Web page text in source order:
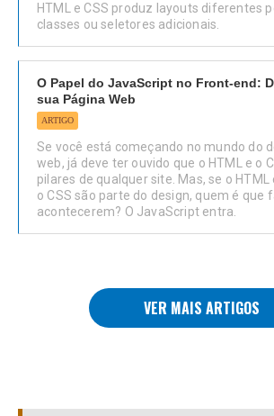
HTML e CSS produz layouts diferentes
classes ou seletores adicionais.
O Papel do JavaScript no Front-end:
sua Página Web
ARTIGO
Se você está começando no mundo do
web, já deve ter ouvido que o HTML e o
pilares de qualquer site. Mas, se o
o CSS são parte do design, quem é que
acontecerem? O JavaScript entra.
VER MAIS ARTIGOS